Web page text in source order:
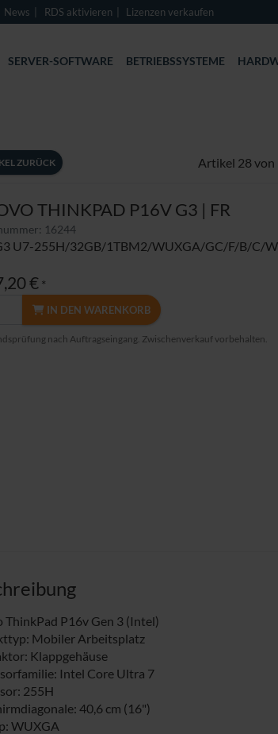
News RDS aktivieren Lizenzen verkaufen
SERVER-SOFTWARE BETRIEBSSYSTEME
ZURÜCK Artikel 28 von
THINKPAD P16V G3 | FR
16244
U7-255H/32GB/1TBM2/WUXGA/GC/F/B/C/
€ *
IN DEN WARENKORB
nach Auftragseingang. Zwischenverkauf vorbehalten.
ThinkPad P16v Gen 3 (Intel)
Mobiler Arbeitsplatz
Klappgehäuse
Intel Core Ultra 7
255H
40,6 cm (16")
WUXGA